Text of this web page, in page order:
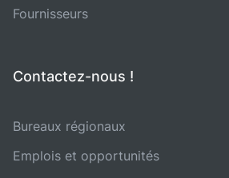
Fournisseurs
Contactez-nous !
Bureaux régionaux
Emplois et opportunités